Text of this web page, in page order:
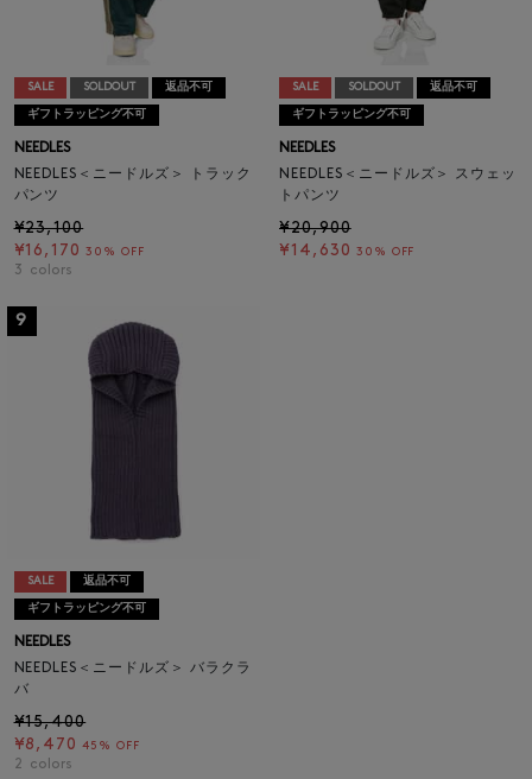
SALE SOLDOUT 返品不可
ギフトラッピング不可
NEEDLES
NEEDLES＜ニードルズ＞ トラック
パンツ
¥23,100
¥16,170 30% OFF
3 colors
SALE SOLDOUT 返品不可
ギフトラッピング不可
NEEDLES
NEEDLES＜ニードルズ＞ スウェッ
トパンツ
¥20,900
¥14,630 30% OFF
9
SALE 返品不可
ギフトラッピング不可
NEEDLES
NEEDLES＜ニードルズ＞ バラクラ
バ
¥15,400
¥8,470 45% OFF
2 colors